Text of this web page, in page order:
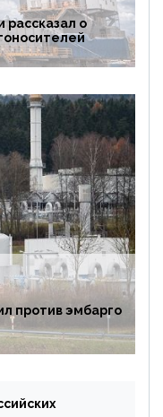
рассказал о
против эмбарго